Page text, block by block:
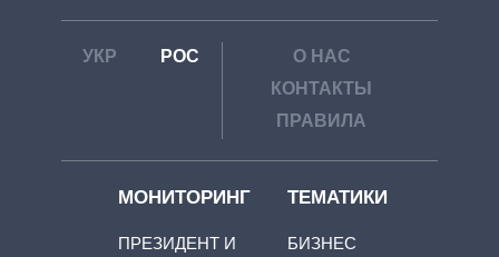
УКР РОС
О НАС
КОНТАКТЫ
ПРАВИЛА
МОНИТОРИНГ
ПРЕЗИДЕНТ И
ТЕМАТИКИ
БИЗНЕС